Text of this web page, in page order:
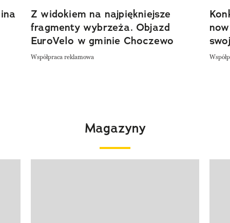
Z widokiem na najpiękniejsze
fragmenty wybrzeża. Objazd
EuroVelo w gminie Choczewo
Współpraca reklamowa
Magazyny